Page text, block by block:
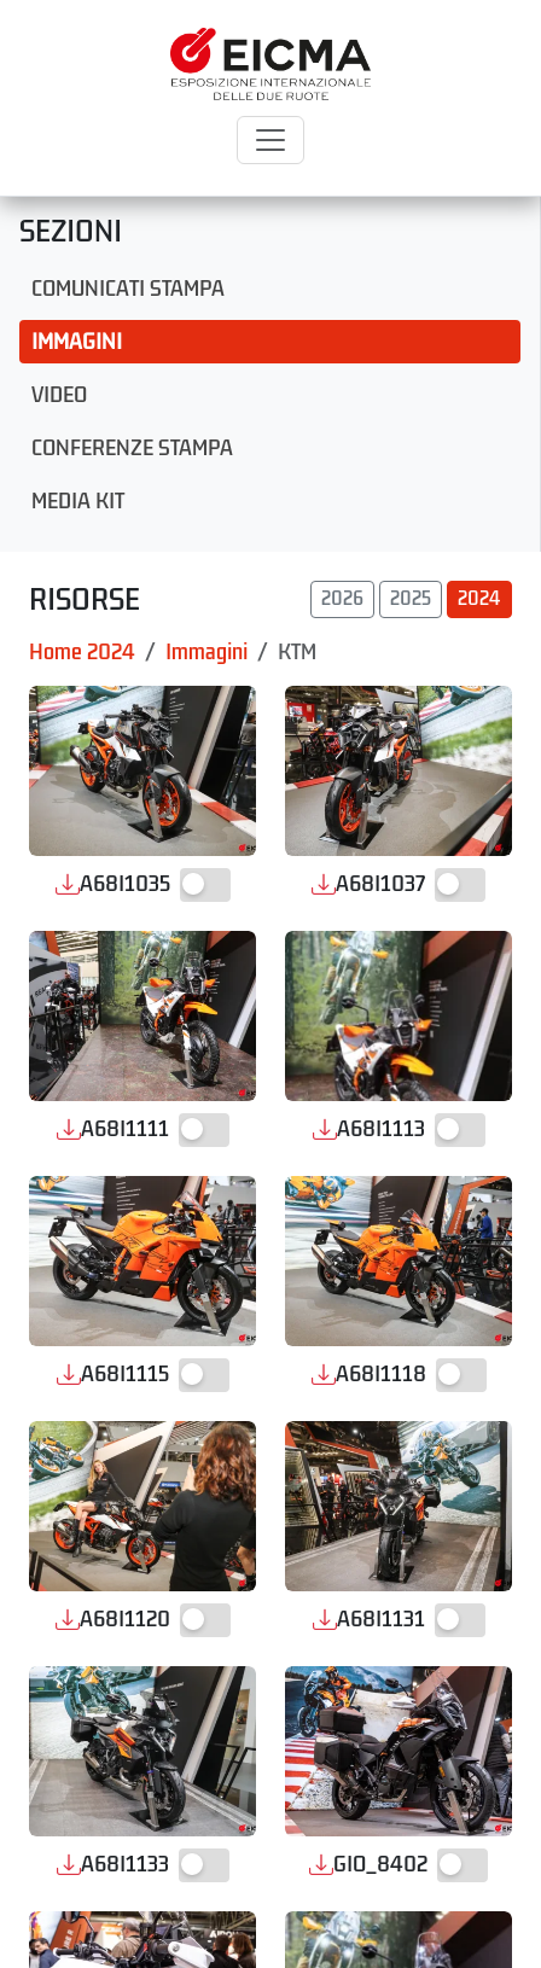
SEZIONI
COMUNICATI STAMPA
IMMAGINI
VIDEO
CONFERENZE STAMPA
MEDIA KIT
RISORSE 2026 2025 2024
Home 2024 Immagini KTM
A68I1035 A68I1037
A68I1111 A68I1113
A68I1115 A68I1118
A68I1120 A68I1131
A68I1133 GIO_8402